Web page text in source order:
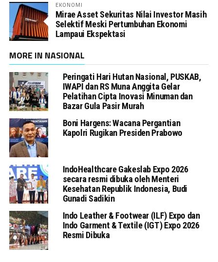
EKONOMI
Mirae Asset Sekuritas Nilai Investor Masih
Selektif Meski Pertumbuhan Ekonomi
Lampaui Ekspektasi
MORE IN NASIONAL
Peringati Hari Hutan Nasional, PUSKAB,
IWAPI dan RS Muna Anggita Gelar
Pelatihan Cipta Inovasi Minuman dan
Bazar Gula Pasir Murah
Boni Hargens: Wacana Pergantian
Kapolri Rugikan Presiden Prabowo
IndoHealthcare Gakeslab Expo 2026
secara resmi dibuka oleh Menteri
Kesehatan Republik Indonesia, Budi
Gunadi Sadikin
Indo Leather & Footwear (ILF) Expo dan
Indo Garment & Textile (IGT) Expo 2026
Resmi Dibuka